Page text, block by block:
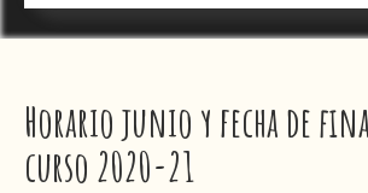
Horario junio y fecha de
curso 2020-21